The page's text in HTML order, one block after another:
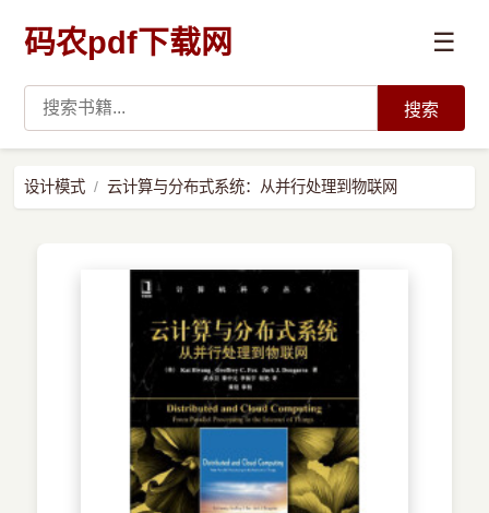
码农pdf下载网 ☰
搜索
设计模式 云计算与分布式系统：从并行处理到物联网